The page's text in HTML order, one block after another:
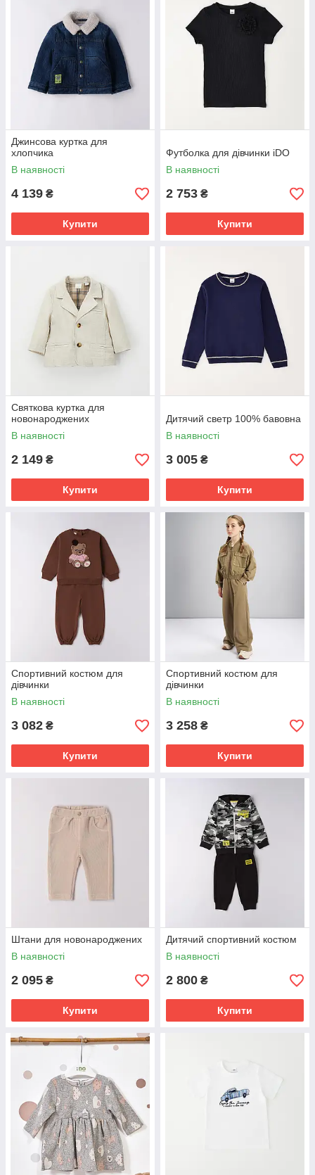
Джинсова куртка для
хлопчика
В наявності
4 139 ₴
Купити
Футболка для дівчинки iDO
В наявності
2 753 ₴
Купити
Святкова куртка для
новонароджених
В наявності
2 149 ₴
Купити
Дитячий светр 100% бавовна
В наявності
3 005 ₴
Купити
Спортивний костюм для
дівчинки
В наявності
3 082 ₴
Купити
Спортивний костюм для
дівчинки
В наявності
3 258 ₴
Купити
Штани для новонароджених
В наявності
2 095 ₴
Купити
Дитячий спортивний костюм
В наявності
2 800 ₴
Купити